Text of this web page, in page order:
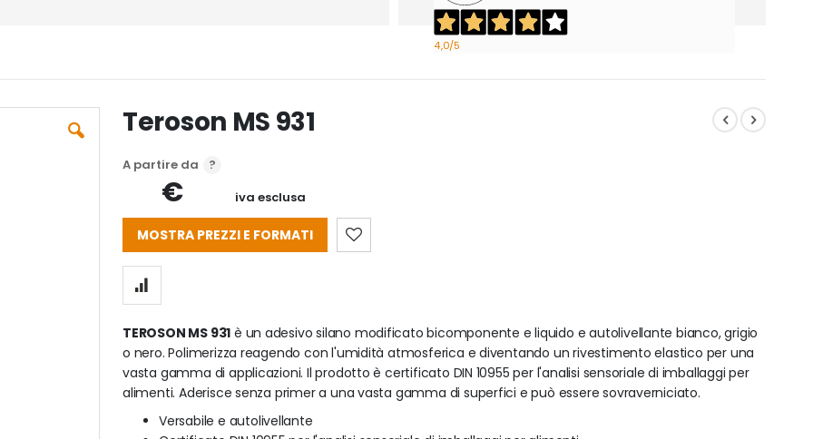
4,0/5
Teroson MS 931
A partire da
€ iva esclusa
MOSTRA PREZZI E FORMATI
TEROSON MS 931 è un adesivo silano modificato bicomponente e liquido e autolivellante bianco, grigio
o nero. Polimerizza reagendo con l'umidità atmosferica e diventando un rivestimento elastico per una
vasta gamma di applicazioni. Il prodotto è certificato DIN 10955 per l'analisi sensoriale di imballaggi per
alimenti. Aderisce senza primer a una vasta gamma di superfici e può essere sovraverniciato.
Versabile e autolivellante